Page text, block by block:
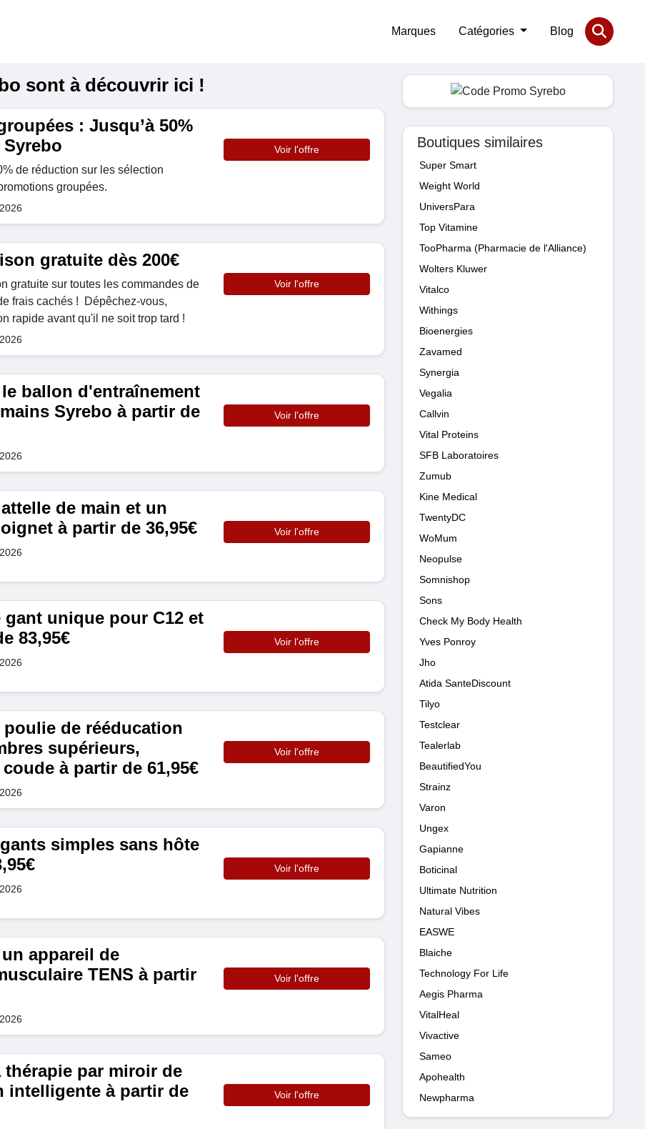
Marques Catégories Blog
sont à découvrir ici !
: Jusqu’à 50%
de réduction sur les sélection
groupées.
Voir l'offre
gratuite dès 200€
gratuite sur toutes les commandes de
frais cachés ! Dépêchez-vous,
rapide avant qu'il ne soit trop tard !
Voir l'offre
ballon d'entraînement
Syrebo à partir de
Voir l'offre
de main et un
à partir de 36,95€
Voir l'offre
gant unique pour C12 et
83,95€
Voir l'offre
poulie de rééducation
supérieurs,
à partir de 61,95€
Voir l'offre
simples sans hôte
Voir l'offre
appareil de
TENS à partir
Voir l'offre
thérapie par miroir de
intelligente à partir de
Voir l'offre
Boutiques similaires
Super Smart
Weight World
UniversPara
Top Vitamine
TooPharma (Pharmacie de l'Alliance)
Wolters Kluwer
Vitalco
Withings
Bioenergies
Zavamed
Synergia
Vegalia
Callvin
Vital Proteins
SFB Laboratoires
Zumub
Kine Medical
TwentyDC
WoMum
Neopulse
Somnishop
Sons
Check My Body Health
Yves Ponroy
Jho
Atida SanteDiscount
Tilyo
Testclear
Tealerlab
BeautifiedYou
Strainz
Varon
Ungex
Gapianne
Boticinal
Ultimate Nutrition
Natural Vibes
EASWE
Blaiche
Technology For Life
Aegis Pharma
VitalHeal
Vivactive
Sameo
Apohealth
Newpharma